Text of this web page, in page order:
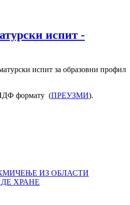
испит -
испит за образовни профил
формату (ПРЕУЗМИ).